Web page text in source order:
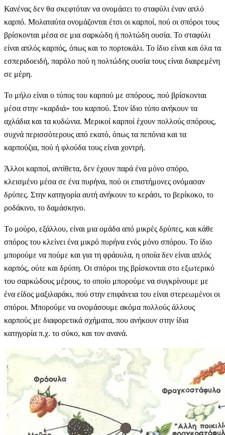
Κανένας δεν θα σκεφτόταν να ονομάσει το σταφύλι έναν απλό
καρπό. Μολαταύτα ονομάζονται έτσι οι καρποί, πού οι σπόροι τους
βρίσκονται μέσα σε μια σαρκώδη ή πολτώδη ουσία. Το σταφύλι
είναι απλός καρπός, όπως και το πορτοκάλι. Το ίδιο είναι και όλα τα
εσπεριδοειδή, παρόλο πού η πολτώδης ουσία τους είναι διαιρεμένη
σε μέρη.
Το μήλο είναι ο τύπος του καρπού με σπόρους, πού βρίσκονται
μέσα στην «καρδιά» του καρπού. Στον ίδιο τύπο ανήκουν τα
αχλάδια και τα κυδώνια. Μερικοί καρποί έχουν πολλούς σπόρους,
συχνά περισσότερους από εκατό, όπως τα πεπόνια και τα
καρπούζια, πού ή φλούδα τους είναι χοντρή.
Άλλοι καρποί, αντίθετα, δεν έχουν παρά ένα μόνο σπόρο,
κλεισμένο μέσα σε ένα πυρήνα, πού οι επιστήμονες ονόμασαν
δρύπες. Στην κατηγορία αυτή ανήκουν το κεράσι, το βερίκοκο, το
ροδάκινο, το δαμάσκηνο.
Το μούρο, εξάλλου, είναι μια ομάδα από μικρές δρύπες, και κάθε
σπόρος του κλείνει ένα μικρό πυρήνα ενός μόνο σπόρου. Το ίδιο
μπορούμε να πούμε και για τη φράουλα, η οποία δεν είναι απλός
καρπός, ούτε και δρύπη. Οι σπόροι της βρίσκονται στο εξωτερικό
του σαρκώδους μέρους, το οποίο μπορούμε να συγκρίνουμε με
ένα είδος μαξιλαράκι, πού στην επιφάνεια του είναι στερεωμένοι οι
σπόροι. Μπορούμε να ονομάσουμε ακόμα πολλούς άλλους
καρπούς με διαφορετικά σχήματα, που ανήκουν στην ίδια
κατηγορία π.χ. το σύκο, και τον ανανά.